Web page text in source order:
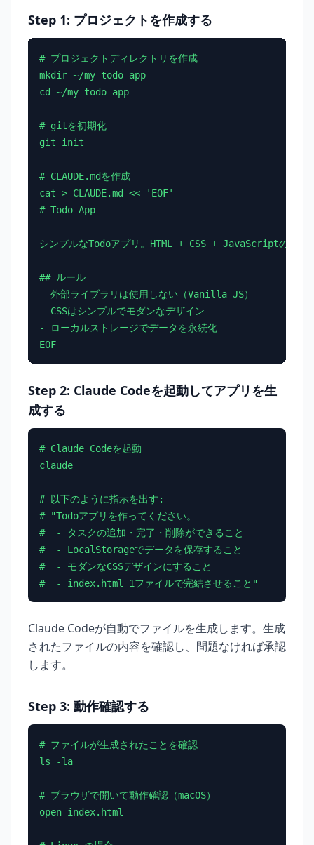
Step 1: プロジェクトを作成する
# プロジェクトディレクトリを作成
mkdir ~/my-todo-app
cd ~/my-todo-app
# gitを初期化
git init
# CLAUDE.mdを作成
cat > CLAUDE.md << 'EOF'
# Todo App
シンプルなTodoアプリ。HTML + CSS + JavaScriptのみで
## ルール
- 外部ライブラリは使用しない（Vanilla JS）
- CSSはシンプルでモダンなデザイン
- ローカルストレージでデータを永続化
EOF
Step 2: Claude Codeを起動してアプリを生
成する
# Claude Codeを起動
claude
# 以下のように指示を出す:
# "Todoアプリを作ってください。
#  - タスクの追加・完了・削除ができること
#  - LocalStorageでデータを保存すること
#  - モダンなCSSデザインにすること
#  - index.html 1ファイルで完結させること"
Claude Codeが自動でファイルを生成します。生成
されたファイルの内容を確認し、問題なければ承認
します。
Step 3: 動作確認する
# ファイルが生成されたことを確認
ls -la
# ブラウザで開いて動作確認（macOS）
open index.html